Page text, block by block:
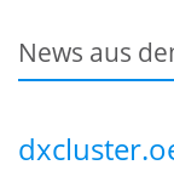
News aus